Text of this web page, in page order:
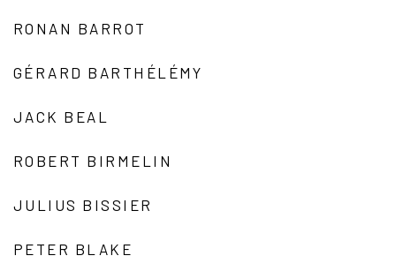
RONAN BARROT
GÉRARD BARTHÉLÉMY
JACK BEAL
ROBERT BIRMELIN
JULIUS BISSIER
PETER BLAKE